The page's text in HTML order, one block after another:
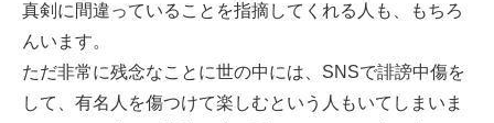
真剣に間違っていることを指摘してくれる人も、もちろ
んいます。
ただ非常に残念なことに世の中には、SNSで誹謗中傷を
して、有名人を傷つけて楽しむという人もいてしまいま